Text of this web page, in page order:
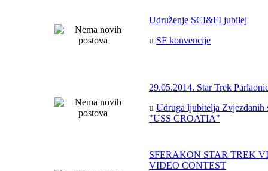
Udruženje SCI&FI jubilej
u SF konvencije
29.05.2014. Star Trek
u Udruga ljubitelja Zvjezdanih
"USS CROATIA"
SFERAKON STAR TREK
VIDEO CONTEST